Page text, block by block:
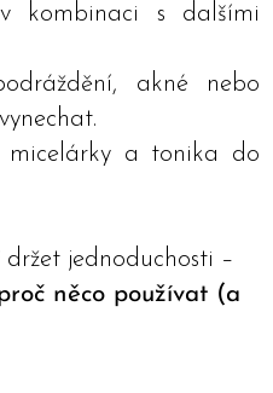
kombinaci s dalšími
akné nebo
micelárky a tonika do
jednoduchosti –
něco používat (a